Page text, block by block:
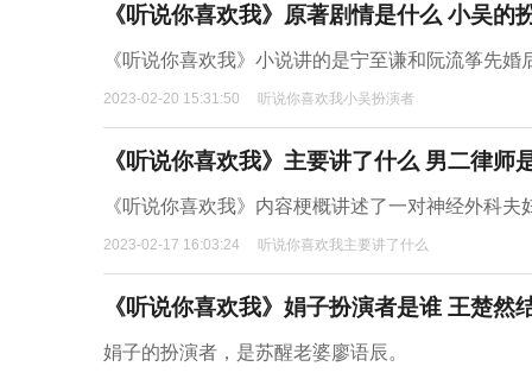
《听说你喜欢我》原著剧情是什么 小吴的
《听说你喜欢我》小说讲的是宁至谦和阮流筝先
2023-02-20 15:31:50 听说你喜欢我小吴扮演者
《听说你喜欢我》主要讲了什么 男二律师
《听说你喜欢我》内容梗概讲述了一对神经外科夫
2023-02-17 16:03:24 听说你喜欢我主要讲了什么
《听说你喜欢我》娟子扮演者是谁 王楚然
娟子的扮演者，是苏醒老婆廖语辰。